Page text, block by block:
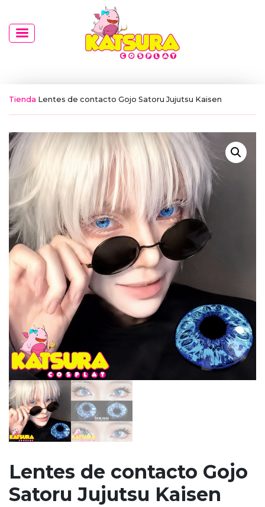
Tienda Lentes de contacto Gojo Satoru Jujutsu Kaisen
Lentes de contacto Gojo
Satoru Jujutsu Kaisen